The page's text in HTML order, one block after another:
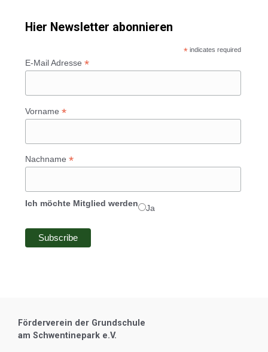
Hier Newsletter abonnieren
*indicates required
E-Mail Adresse *
Vorname *
Nachname *
Ich möchte Mitglied werden Ja
Förderverein der Grundschule
am Schwentinepark e.V.